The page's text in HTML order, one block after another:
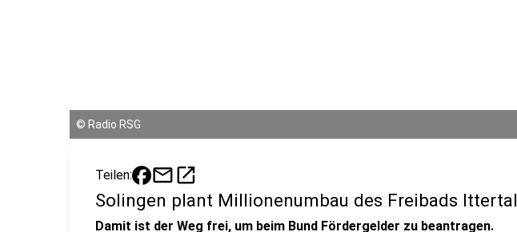
© Radio RSG
Teilen: mailopen_in_new
Solingen plant Millionenumbau des Freibads Ittertal
Damit ist der Weg frei, um beim Bund Fördergelder zu beantragen.